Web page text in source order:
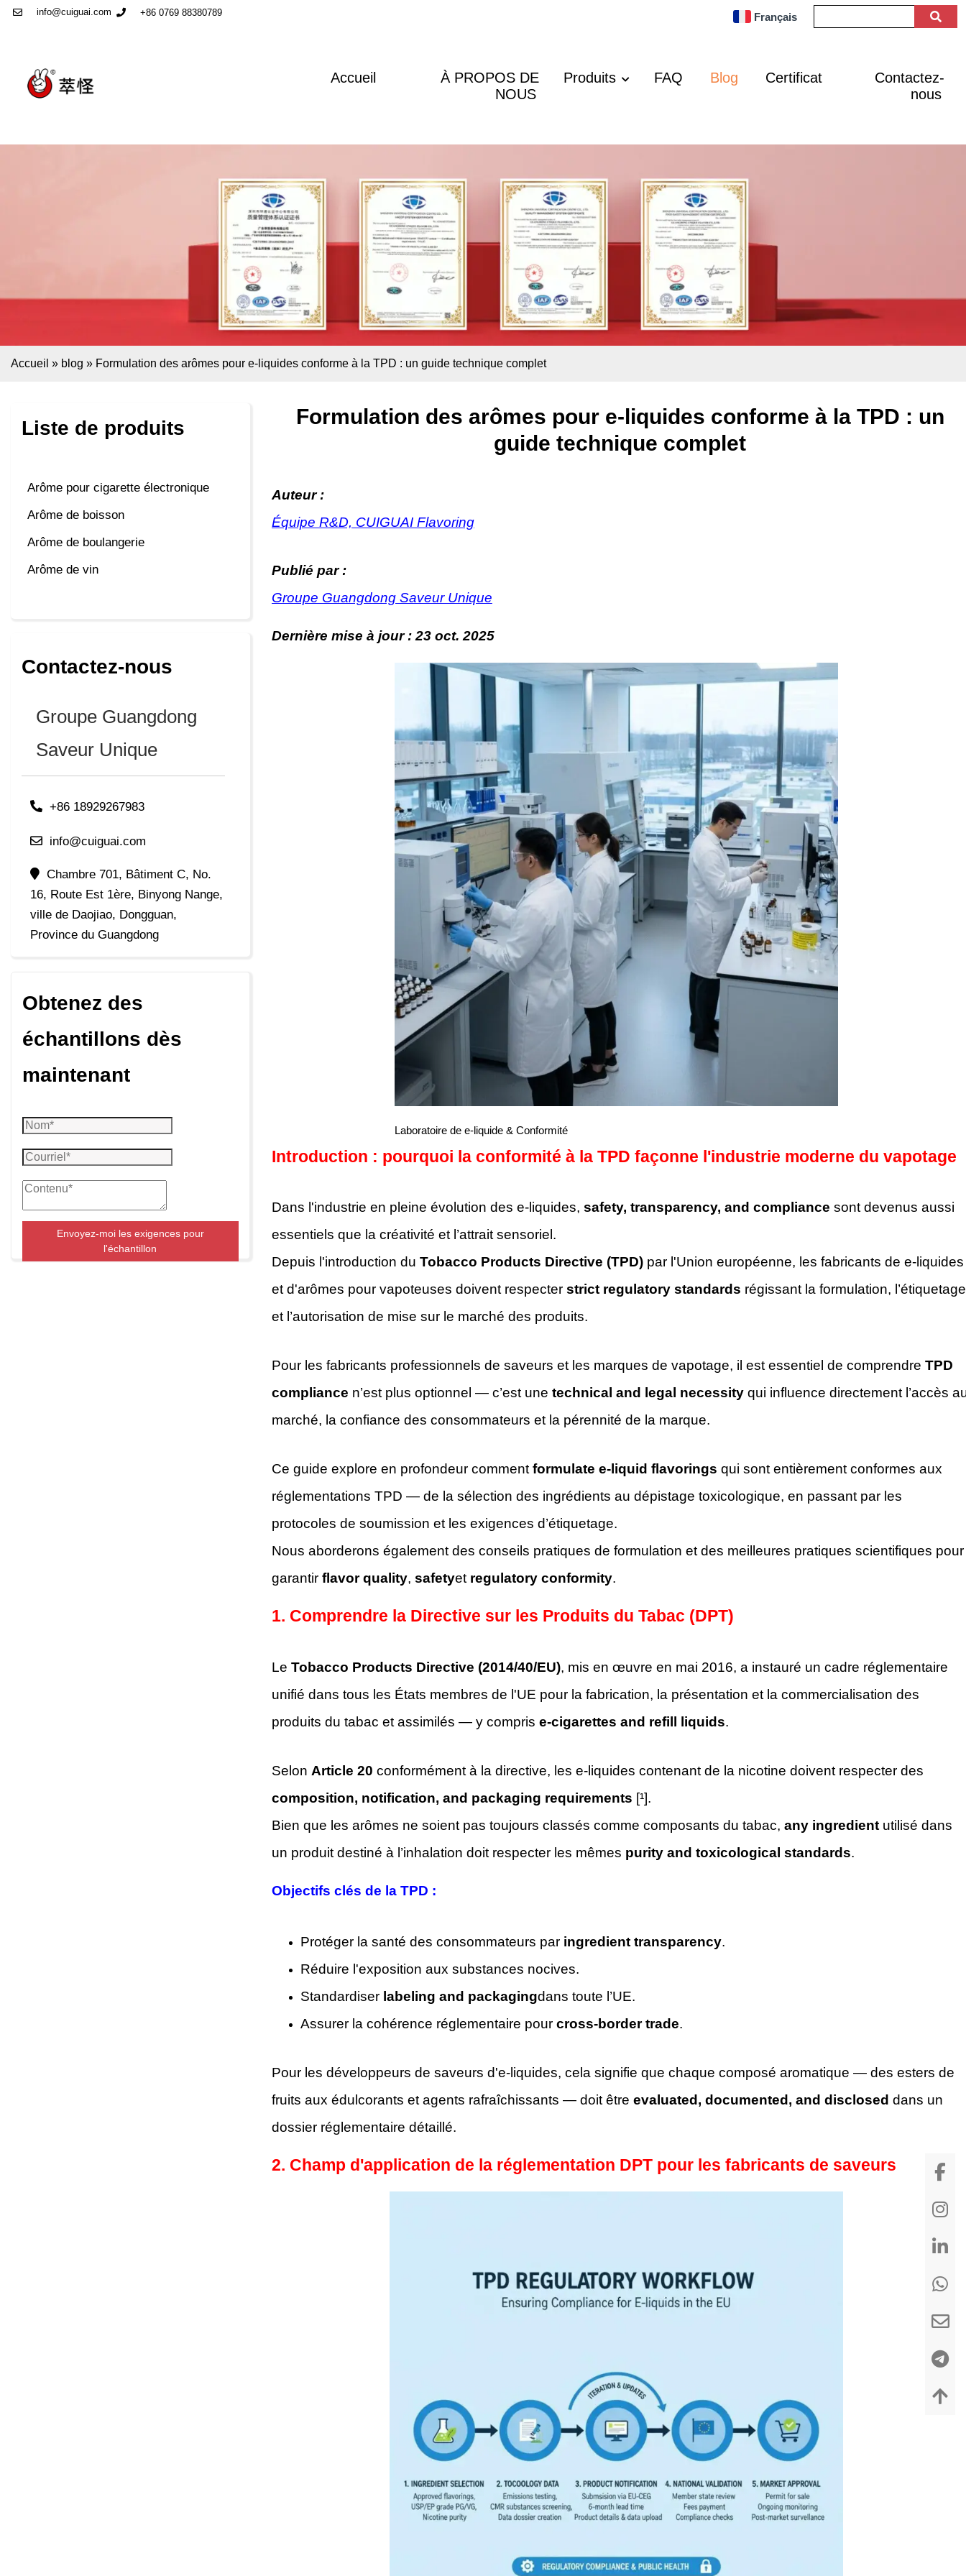
info@cuiguai.com +86 0769 88380789 Français
Accueil
À PROPOS DE
NOUS
Produits FAQ Blog Certificat
Contactez-
nous
Accueil » blog » Formulation des arômes pour e-liquides conforme à la TPD : un guide technique complet
Liste de produits
Arôme pour cigarette électronique
Arôme de boisson
Arôme de boulangerie
Arôme de vin
Contactez-nous
Groupe Guangdong
Saveur Unique
+86 18929267983
info@cuiguai.com
Chambre 701, Bâtiment C, No.
16, Route Est 1ère, Binyong Nange,
ville de Daojiao, Dongguan,
Province du Guangdong
Obtenez des
échantillons dès
maintenant
Envoyez-moi les exigences pour
l'échantillon
Formulation des arômes pour e-liquides conforme à la TPD : un
guide technique complet
Auteur :
Équipe R&D, CUIGUAI Flavoring
Publié par :
Groupe Guangdong Saveur Unique
Dernière mise à jour : 23 oct. 2025
Laboratoire de e-liquide & Conformité
Introduction : pourquoi la conformité à la TPD façonne l'industrie moderne du vapotage
Dans l'industrie en pleine évolution des e-liquides, safety, transparency, and compliance sont devenus aussi
essentiels que la créativité et l’attrait sensoriel.
Depuis l'introduction du Tobacco Products Directive (TPD)par l'Union européenne, les fabricants de e-liquides
et d'arômes pour vapoteuses doivent respecter strict regulatory standards régissant la formulation, l’étiquetage
et l’autorisation de mise sur le marché des produits.
Pour les fabricants professionnels de saveurs et les marques de vapotage, il est essentiel de comprendre TPD
compliance n’est plus optionnel — c’est une technical and legal necessityqui influence directement l’accès
marché, la confiance des consommateurs et la pérennité de la marque.
Ce guide explore en profondeur commentformulate e-liquid flavorings qui sont entièrement conformes aux
réglementations TPD — de la sélection des ingrédients au dépistage toxicologique, en passant par les
protocoles de soumission et les exigences d’étiquetage.
Nous aborderons également des conseils pratiques de formulation et des meilleures pratiques scientifiques pour
garantir flavor quality, safetyet regulatory conformity.
1. Comprendre la Directive sur les Produits du Tabac (DPT)
Le Tobacco Products Directive (2014/40/EU), mis en œuvre en mai 2016, a instauré un cadre réglementaire
unifié dans tous les États membres de l'UE pour la fabrication, la présentation et la commercialisation des
produits du tabac et assimilés — y compris e-cigarettes and refill liquids.
Selon Article 20 conformément à la directive, les e-liquides contenant de la nicotine doivent respecter des
composition, notification, and packaging requirements [¹].
Bien que les arômes ne soient pas toujours classés comme composants du tabac, any ingredientutilisé dans
un produit destiné à l’inhalation doit respecter les mêmes purity and toxicological standards.
Objectifs clés de la TPD :
Protéger la santé des consommateurs par ingredient transparency.
Réduire l'exposition aux substances nocives.
Standardiser labeling and packagingdans toute l’UE.
Assurer la cohérence réglementaire pour cross-border trade.
Pour les développeurs de saveurs d'e-liquides, cela signifie que chaque composé aromatique — des esters de
fruits aux édulcorants et agents rafraîchissants — doit être evaluated, documented, and disclosed dans un
dossier réglementaire détaillé.
2. Champ d'application de la réglementation DPT pour les fabricants de saveurs